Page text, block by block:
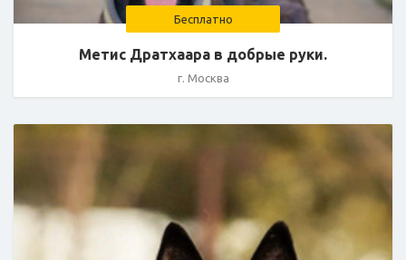
Бесплатно
Метис Дратхаара в добрые руки.
г. Москва